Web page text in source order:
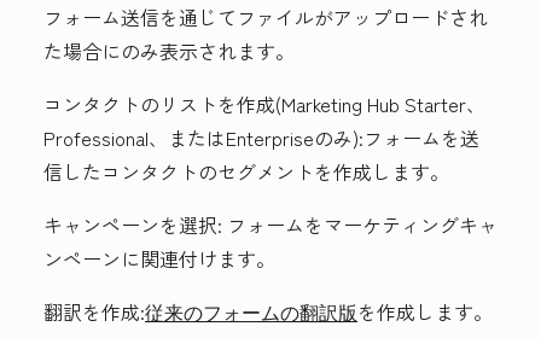
フォーム送信を通じてファイルがアップロードされ
た場合にのみ表示されます。
コンタクトのリストを作成(Marketing Hub Starter、
Professional、またはEnterpriseのみ):フォームを送
信したコンタクトのセグメントを作成します。
キャンペーンを選択: フォームをマーケティングキャ
ンペーンに関連付けます。
翻訳を作成:従来のフォームの翻訳版 を作成します。